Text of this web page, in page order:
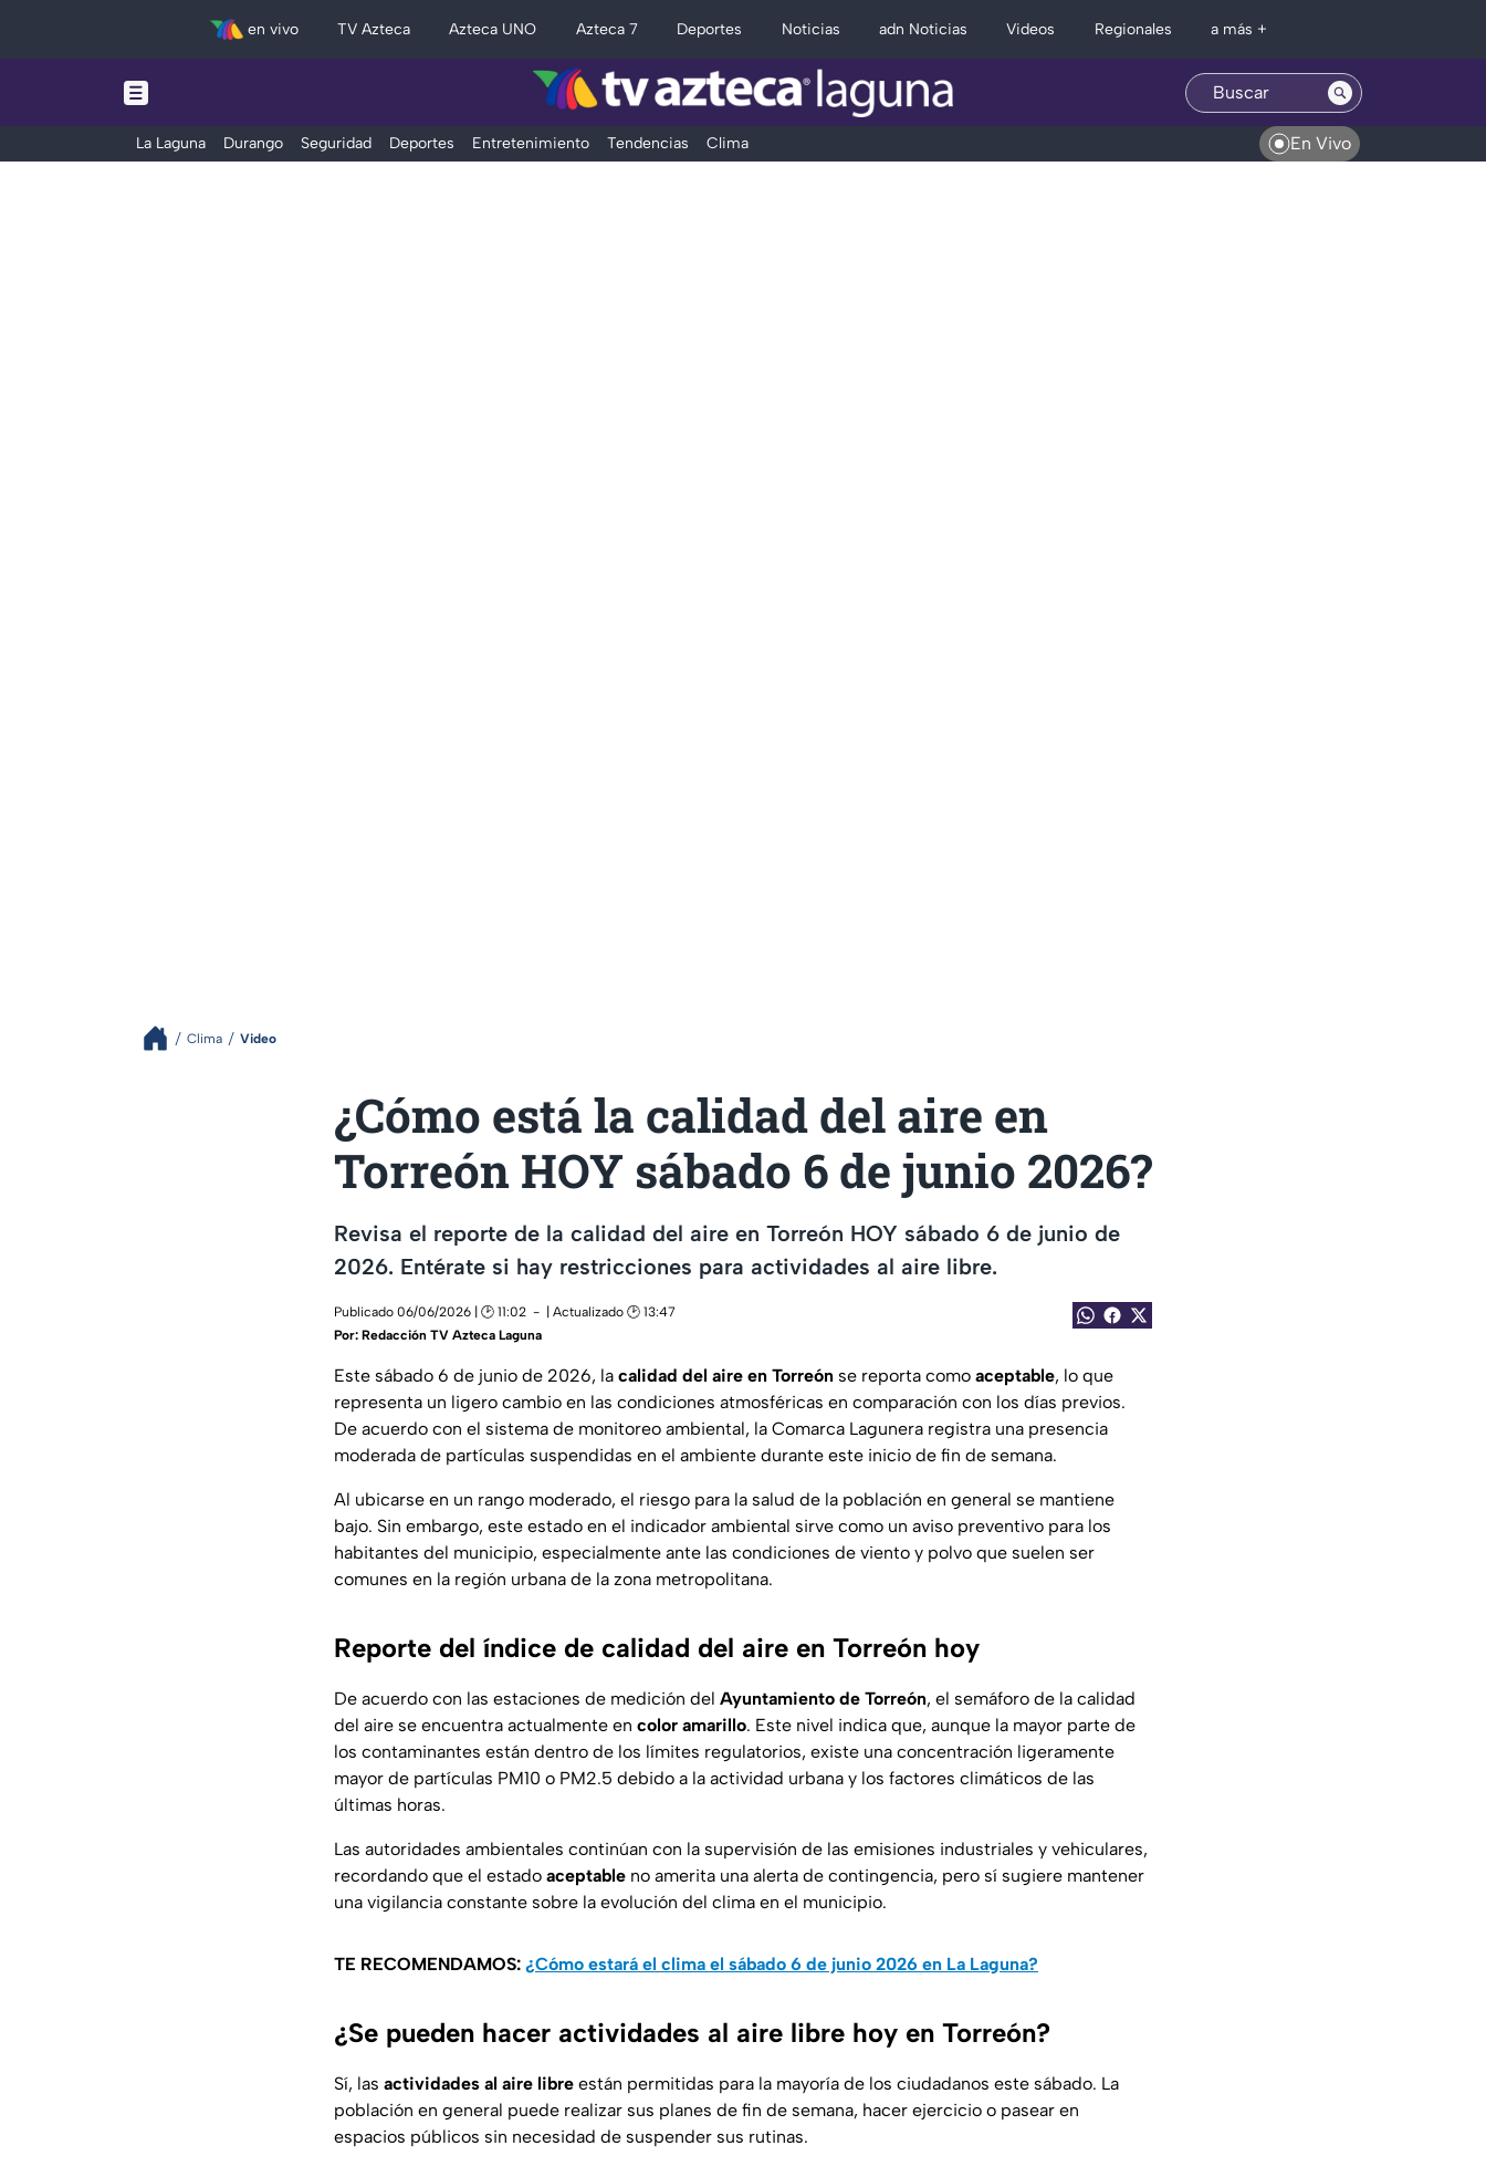
en vivo TV Azteca Azteca UNO Azteca 7 Deportes Noticias adn Noticias Videos Regionales a más +
La Laguna Durango Seguridad Deportes Entretenimiento Tendencias Clima En Vivo
Clima Video
¿Cómo está la calidad del aire en
Torreón HOY sábado 6 de junio 2026?
Revisa el reporte de la calidad del aire en Torreón HOY sábado 6 de junio de
2026. Entérate si hay restricciones para actividades al aire libre.
Publicado 06/06/2026 | 🕑 11:02
| Actualizado 🕑 13:47
Por: Redacción TV Azteca Laguna
Este sábado 6 de junio de 2026, la calidad del aire en Torreón se reporta como aceptable, lo que
representa un ligero cambio en las condiciones atmosféricas en comparación con los días previos.
De acuerdo con el sistema de monitoreo ambiental, la Comarca Lagunera registra una presencia
moderada de partículas suspendidas en el ambiente durante este inicio de fin de semana.
Al ubicarse en un rango moderado, el riesgo para la salud de la población en general se mantiene
bajo. Sin embargo, este estado en el indicador ambiental sirve como un aviso preventivo para los
habitantes del municipio, especialmente ante las condiciones de viento y polvo que suelen ser
comunes en la región urbana de la zona metropolitana.
Reporte del índice de calidad del aire en Torreón hoy
De acuerdo con las estaciones de medición del Ayuntamiento de Torreón, el semáforo de la calidad
del aire se encuentra actualmente en color amarillo. Este nivel indica que, aunque la mayor parte de
los contaminantes están dentro de los límites regulatorios, existe una concentración ligeramente
mayor de partículas PM10 o PM2.5 debido a la actividad urbana y los factores climáticos de las
últimas horas.
Las autoridades ambientales continúan con la supervisión de las emisiones industriales y vehiculares,
recordando que el estado aceptable no amerita una alerta de contingencia, pero sí sugiere mantener
una vigilancia constante sobre la evolución del clima en el municipio.
TE RECOMENDAMOS: ¿Cómo estará el clima el sábado 6 de junio 2026 en La Laguna?
¿Se pueden hacer actividades al aire libre hoy en Torreón?
Sí, las actividades al aire libre están permitidas para la mayoría de los ciudadanos este sábado. La
población en general puede realizar sus planes de fin de semana, hacer ejercicio o pasear en
espacios públicos sin necesidad de suspender sus rutinas.